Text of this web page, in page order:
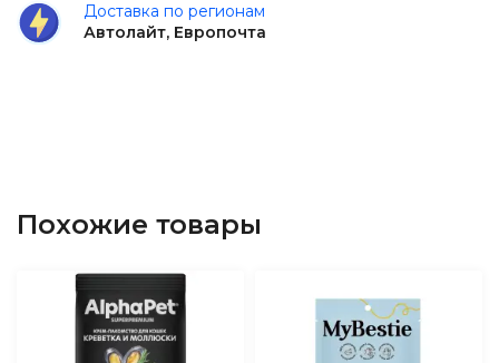
Доставка по регионам
Автолайт, Европочта
Похожие товары